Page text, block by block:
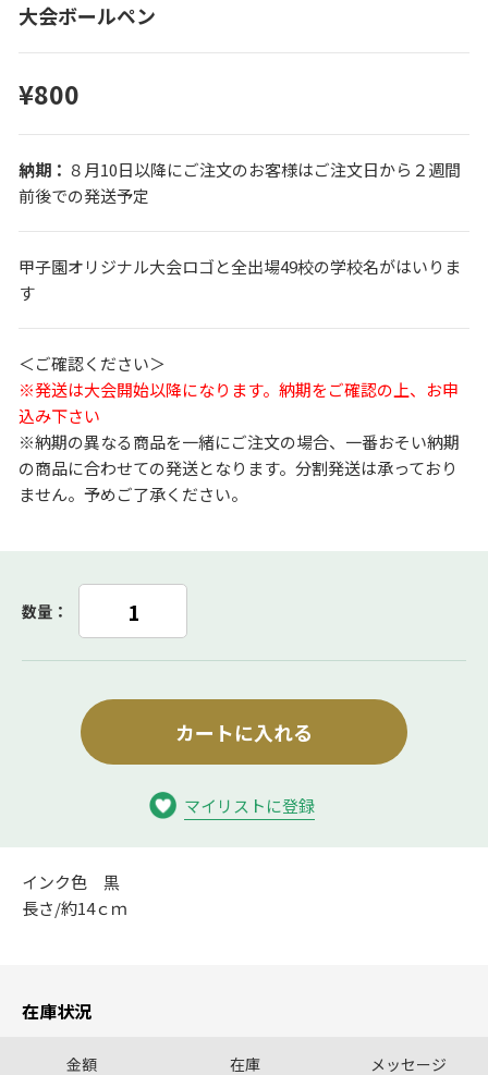
大会ボールペン
¥800
８月10日以降にご注文のお客様はご注文日から２週間
前後での発送予定
甲子園オリジナル大会ロゴと全出場49校の学校名がはいりま
す
＜ご確認ください＞
※発送は大会開始以降になります。納期をご確認の上、お申
込み下さい
※納期の異なる商品を一緒にご注文の場合、一番おそい納期
の商品に合わせての発送となります。分割発送は承っており
ません。予めご了承ください。
数量：
カートに入れる
マイリストに登録
インク色 黒
長さ/約14ｃｍ
在庫状況
金額 在庫 メッセージ